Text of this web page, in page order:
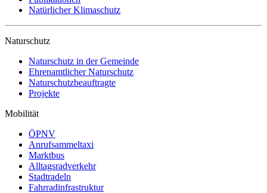
Natürlicher Klimaschutz
Naturschutz
Naturschutz in der Gemeinde
Ehrenamtlicher Naturschutz
Naturschutzbeauftragte
Projekte
Mobilität
ÖPNV
Anrufsammeltaxi
Marktbus
Alltagsradverkehr
Stadtradeln
Fahrradinfrastruktur